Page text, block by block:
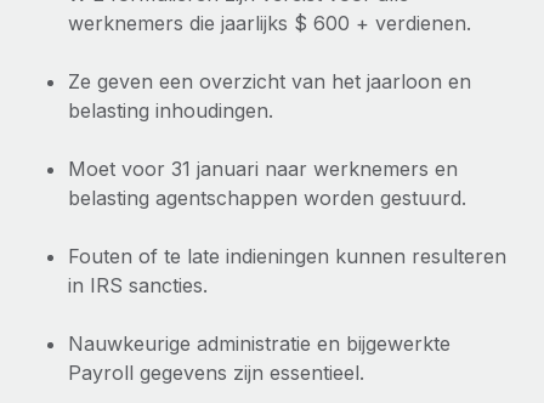
werknemers die jaarlijks $ 600 + verdienen.
Ze geven een overzicht van het jaarloon en
belasting inhoudingen.
Moet voor 31 januari naar werknemers en
belasting agentschappen worden gestuurd.
Fouten of te late indieningen kunnen resulteren
in IRS sancties.
Nauwkeurige administratie en bijgewerkte
Payroll gegevens zijn essentieel.